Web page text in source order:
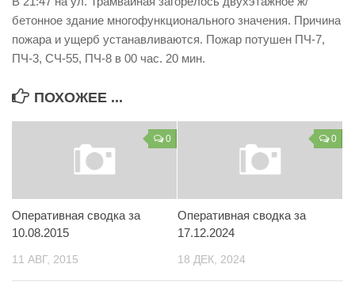
бетонное здание многофункционального значения. Причина
пожара и ущерб устанавливаются. Пожар потушен ПЧ-7,
ПЧ-3, СЧ-55, ПЧ-8 в 00 час. 20 мин.
ПОХОЖЕЕ ...
0
Оперативная сводка за
10.08.2015
11 АВГ, 2015
0
Оперативная сводка за
17.12.2024
18 ДЕК, 2024